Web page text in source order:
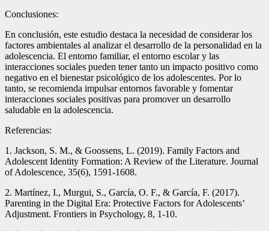
Conclusiones:
En conclusión, este estudio destaca la necesidad de considerar los
factores ambientales al analizar el desarrollo de la personalidad en la
adolescencia. El entorno familiar, el entorno escolar y las
interacciones sociales pueden tener tanto un impacto positivo como
negativo en el bienestar psicológico de los adolescentes. Por lo
tanto, se recomienda impulsar entornos favorable y fomentar
interacciones sociales positivas para promover un desarrollo
saludable en la adolescencia.
Referencias:
1. Jackson, S. M., & Goossens, L. (2019). Family Factors and
Adolescent Identity Formation: A Review of the Literature. Journal
of Adolescence, 35(6), 1591-1608.
2. Martínez, I., Murgui, S., García, O. F., & García, F. (2017).
Parenting in the Digital Era: Protective Factors for Adolescents’
Adjustment. Frontiers in Psychology, 8, 1-10.